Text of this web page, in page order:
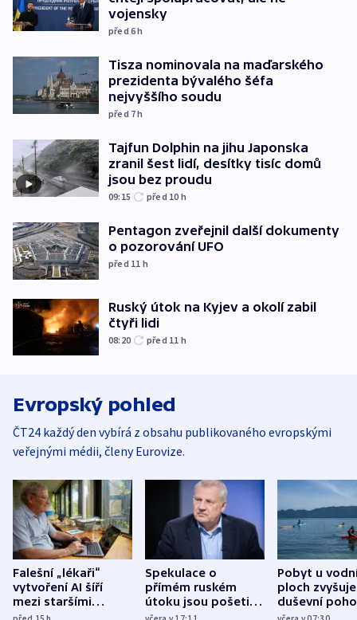
vojensky
před 6h
Tisza nominovala na maďarského
prezidenta bývalého šéfa
nejvyššího soudu
před 7h
Tajfun Dolphin na jihu Japonska
zranil šest lidí, desítky tisíc domů
jsou bez proudu
09:15 před 10 h
Pentagon zveřejnil další dokumenty
o pozorování UFO
před 11 h
Ruský útok na Kyjev a okolí zabil
čtyři lidi
08:20 před 11 h
Evropský pohled
ČT24 každý den vybírá z obsahu publikovaného evropskými
veřejnými médii, členy Eurovize.
Falešní „lékaři“
vytvoření AI šíří
mezi staršími
Poláky nebezpečné
Spekulace o
přímém ruském
útoku jsou pošetilé,
míní estonský
Pobyt u
ploch zvyšuje
duševní
ukázala